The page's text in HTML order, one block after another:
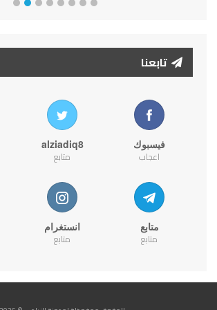
تابعنا
فيسبوك
اعجاب
alziadiq8
متابع
متابع
متابع
انستغرام
متابع